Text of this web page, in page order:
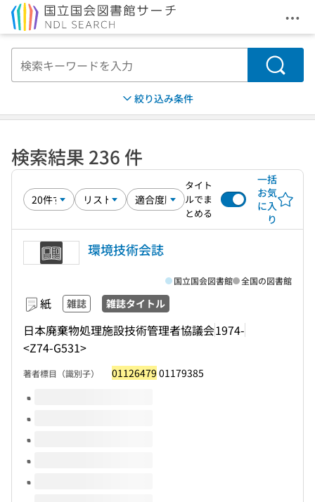
メ
検索
絞り込み条件
検索結果 236 件
タイト
ルでま
とめる
一括
お気
に入
り
環境技術会誌
紙 雑誌 雑誌タイトル
日本廃棄物処理施設技術管理者協議会1974-
<Z74-G531>
国立国会図書館 全国の図書館
著者標目（識別子） 01126479 01179385
このタイトルの巻号